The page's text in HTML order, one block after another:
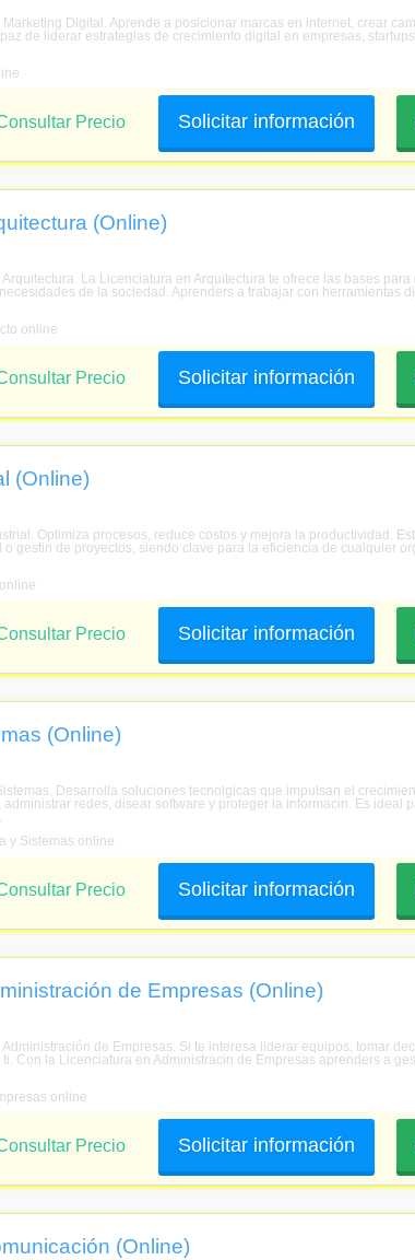
Digital. Aprende a posicionar marcas en internet, crear
de liderar estrategias de crecimiento digital en empresas,
Solicitar información
Precio
(Online)
La Licenciatura en Arquitectura te ofrece las bases
de la sociedad. Aprenders a trabajar con herramientas
online
Solicitar información
Precio
(Online)
Optimiza procesos, reduce costos y mejora la productividad.
o gestin de proyectos, siendo clave para la eficiencia de cualquier
Solicitar información
Precio
(Online)
Desarrolla soluciones tecnolgicas que impulsan el
administrar redes, disear software y proteger la informacin. Es ideal
y Sistemas online
Solicitar información
Precio
de Empresas (Online)
de Empresas. Si te interesa liderar equipos, tomar
Con la Licenciatura en Administracin de Empresas aprenders a
online
Solicitar información
Precio
(Online)